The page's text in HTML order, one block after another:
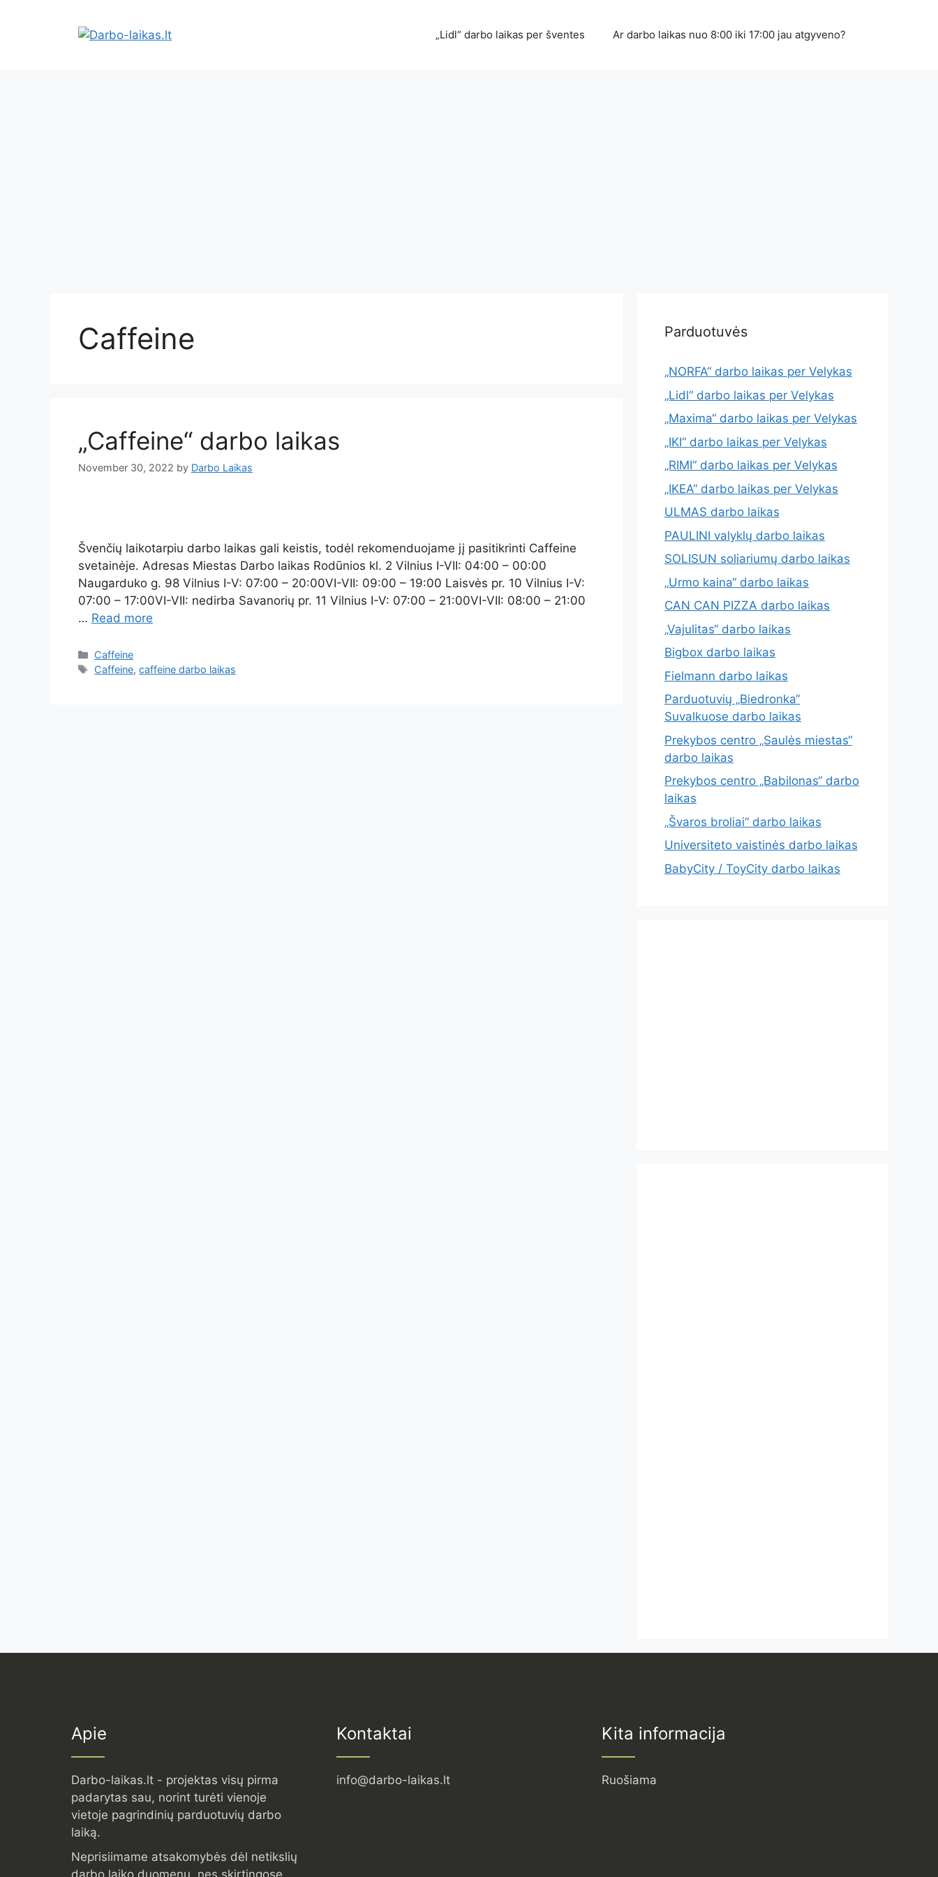
„Lidl“ darbo laikas per šventes Ar darbo laikas nuo 8:00 iki 17:00 jau atgyveno?
Caffeine
„Caffeine“ darbo laikas
November 30, 2022 by Darbo Laikas
Švenčių laikotarpiu darbo laikas gali keistis, todėl rekomenduojame jį pasitikrinti Caffeine
svetainėje. Adresas Miestas Darbo laikas Rodūnios kl. 2 Vilnius I-VII: 04:00 – 00:00
Naugarduko g. 98 Vilnius I-V: 07:00 – 20:00VI-VII: 09:00 – 19:00 Laisvės pr. 10 Vilnius I-V:
07:00 – 17:00VI-VII: nedirba Savanorių pr. 11 Vilnius I-V: 07:00 – 21:00VI-VII: 08:00 – 21:00
… Read more
Caffeine
Caffeine,caffeine darbo laikas
Parduotuvės
„NORFA“ darbo laikas per Velykas
„Lidl“ darbo laikas per Velykas
„Maxima“ darbo laikas per Velykas
„IKI“ darbo laikas per Velykas
„RIMI“ darbo laikas per Velykas
„IKEA“ darbo laikas per Velykas
ULMAS darbo laikas
PAULINI valyklų darbo laikas
SOLISUN soliariumų darbo laikas
„Urmo kaina“ darbo laikas
CAN CAN PIZZA darbo laikas
„Vajulitas“ darbo laikas
Bigbox darbo laikas
Fielmann darbo laikas
Parduotuvių „Biedronka“
Suvalkuose darbo laikas
Prekybos centro „Saulės miestas“
darbo laikas
Prekybos centro „Babilonas“ darbo
laikas
„Švaros broliai“ darbo laikas
Universiteto vaistinės darbo laikas
BabyCity / ToyCity darbo laikas
Apie
Darbo-laikas.lt - projektas visų pirma
padarytas sau, norint turėti vienoje
vietoje pagrindinių parduotuvių darbo
laiką.
Neprisiimame atsakomybės dėl netikslių
darbo laiko duomenų, nes skirtingose
Kontaktai
info@darbo-laikas.lt
Kita informacija
Ruošiama